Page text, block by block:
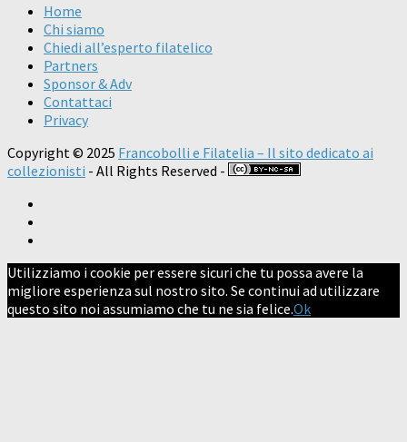
Home
Chi siamo
Chiedi all’esperto filatelico
Partners
Sponsor & Adv
Contattaci
Privacy
Copyright © 2025 Francobolli e Filatelia – Il sito dedicato ai
collezionisti - All Rights Reserved -
Utilizziamo i cookie per essere sicuri che tu possa avere la
migliore esperienza sul nostro sito. Se continui ad utilizzare
questo sito noi assumiamo che tu ne sia felice.Ok